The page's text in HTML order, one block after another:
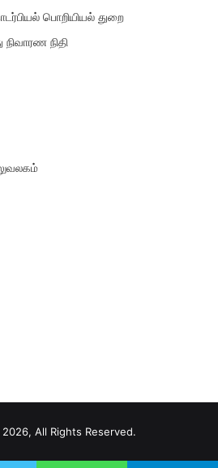
பொறியியல் துறை
நிதி
All Rights Reserved.